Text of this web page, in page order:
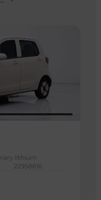
lithium
22958816